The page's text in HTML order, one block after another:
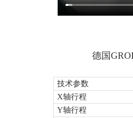
德国
技术参数
X轴行程
Y轴行程